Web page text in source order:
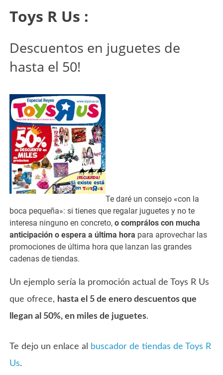
Toys R Us :
Descuentos en juguetes de
hasta el 50!
Te daré un consejo «con la
boca pequeña»: si tienes que regalar juguetes y no te
interesa ninguno en concreto,o comprálos con mucha
anticipación o espera a última hora para aprovechar las
promociones de última hora que lanzan las grandes
cadenas de tiendas.
Un ejemplo sería la promoción actual de Toys R Us
que ofrece, hasta el 5 de enero descuentos que
llegan al 50%, en miles de juguetes.
Te dejo un enlace al
buscador de tiendas de Toys R
Us.